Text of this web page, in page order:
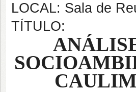
LOCAL: Sala de
TÍTULO: